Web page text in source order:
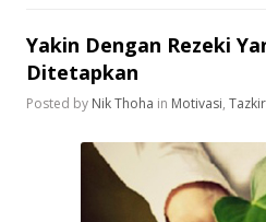
Yakin Dengan Rezeki
Ditetapkan
Posted by Nik Thoha in Motivasi,